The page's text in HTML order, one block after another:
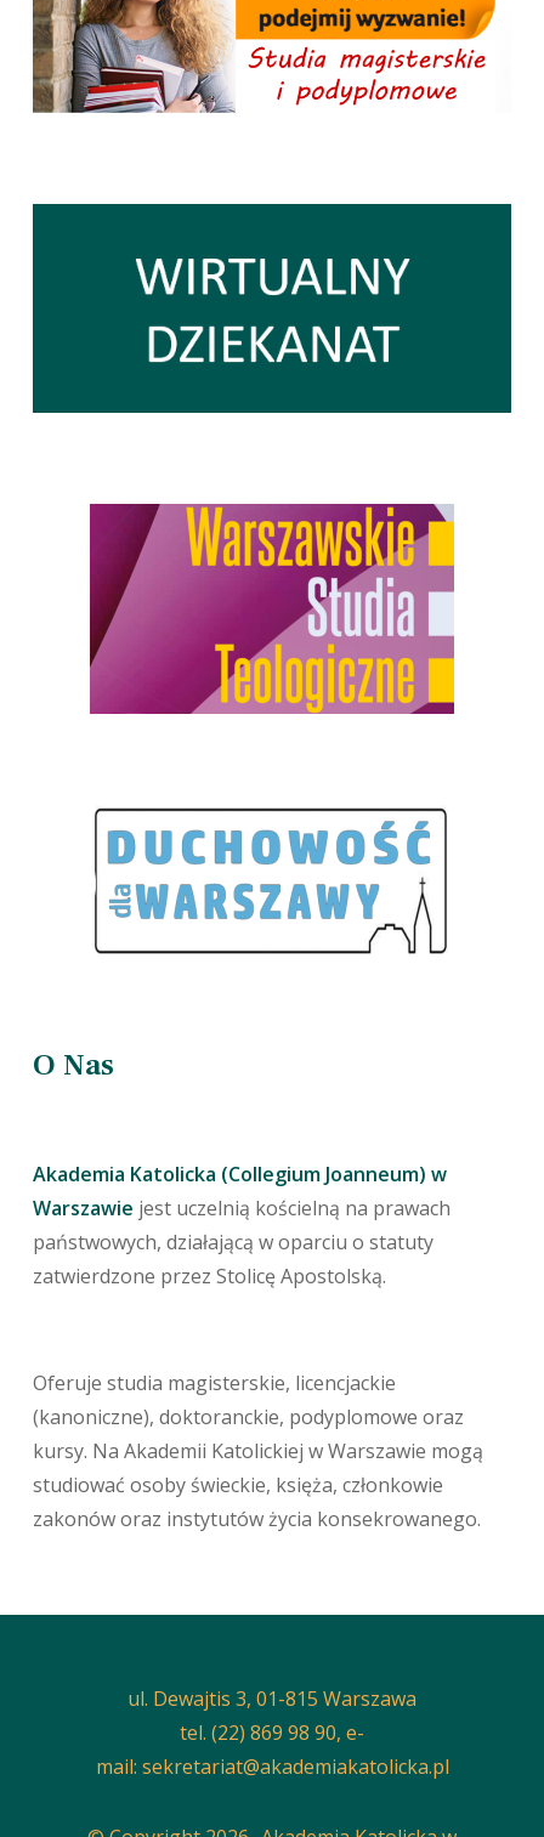
O Nas
Akademia Katolicka (Collegium Joanneum) w
Warszawie jest uczelnią kościelną na prawach
państwowych, działającą w oparciu o statuty
zatwierdzone przez Stolicę Apostolską.
Oferuje studia magisterskie, licencjackie
(kanoniczne), doktoranckie, podyplomowe oraz
kursy. Na Akademii Katolickiej w Warszawie mogą
studiować osoby świeckie, księża, członkowie
zakonów oraz instytutów życia konsekrowanego.
ul. Dewajtis 3, 01-815 Warszawa
tel. (22) 869 98 90, e-
mail: sekretariat@akademiakatolicka.pl